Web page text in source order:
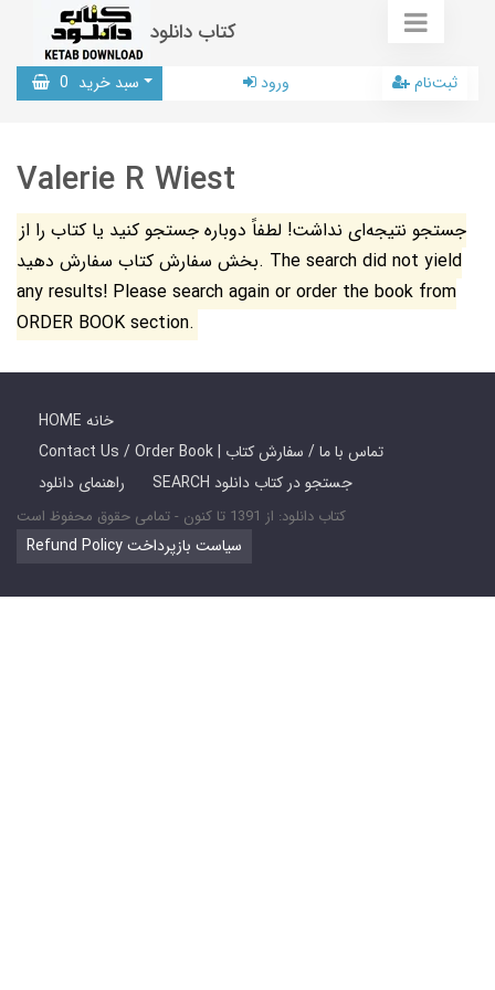
کتاب دانلود
سبد خرید 0 ورود ثبت‌نام
Valerie R Wiest
جستجو نتیجه‌ای نداشت! لطفاً دوباره جستجو کنید یا کتاب را از
بخش سفارش کتاب سفارش دهید. The search did not yield
any results! Please search again or order the book from
ORDER BOOK section.
HOME خانه
Contact Us / Order Book | تماس با ما / سفارش کتاب
راهنمای دانلود
SEARCH جستجو در کتاب دانلود
کتاب دانلود: از 1391 تا کنون - تمامی حقوق محفوظ است
Refund Policy سیاست بازپرداخت